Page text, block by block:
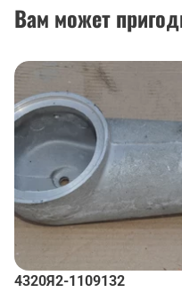
Вам может
4320Я2-1109132